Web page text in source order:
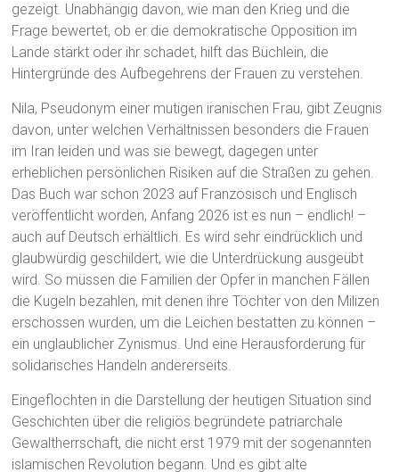
gezeigt. Unabhängig davon, wie man den Krieg und die
Frage bewertet, ob er die demokratische Opposition im
Lande stärkt oder ihr schadet, hilft das Büchlein, die
Hintergründe des Aufbegehrens der Frauen zu verstehen.
Nila, Pseudonym einer mutigen iranischen Frau, gibt Zeugnis
davon, unter welchen Verhältnissen besonders die Frauen
im Iran leiden und was sie bewegt, dagegen unter
erheblichen persönlichen Risiken auf die Straßen zu gehen.
Das Buch war schon 2023 auf Französisch und Englisch
veröffentlicht worden, Anfang 2026 ist es nun – endlich! –
auch auf Deutsch erhältlich. Es wird sehr eindrücklich und
glaubwürdig geschildert, wie die Unterdrückung ausgeübt
wird. So müssen die Familien der Opfer in manchen Fällen
die Kugeln bezahlen, mit denen ihre Töchter von den Milizen
erschossen wurden, um die Leichen bestatten zu können –
ein unglaublicher Zynismus. Und eine Herausforderung für
solidarisches Handeln andererseits.
Eingeflochten in die Darstellung der heutigen Situation sind
Geschichten über die religiös begründete patriarchale
Gewaltherrschaft, die nicht erst 1979 mit der sogenannten
islamischen Revolution begann. Und es gibt alte